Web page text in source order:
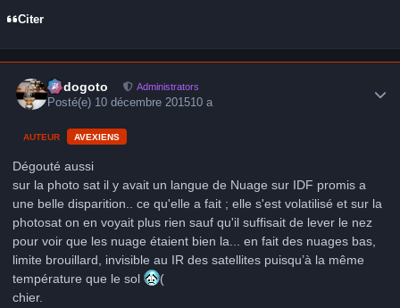
Citer
frédogoto Administrators
Posté(e) 10 décembre 201510 a
AUTEUR AVEXIENS
Dégouté aussi
sur la photo sat il y avait un langue de Nuage sur IDF promis a
une belle disparition.. ce qu'elle a fait ; elle s'est volatilisé et sur la
photosat on en voyait plus rien sauf qu'il suffisait de lever le nez
pour voir que les nuage étaient bien la... en fait des nuages bas,
limite brouillard, invisible au IR des satellites puisqu’à la même
température que le sol
(
chier.